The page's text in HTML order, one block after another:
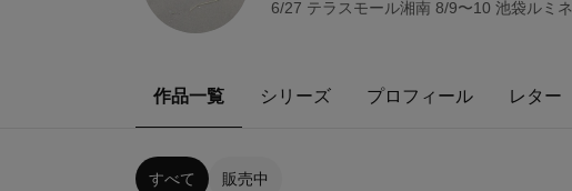
6/27 テラスモール湘南 8/9〜10 池袋ルミネ
作品一覧 シリーズ プロフィール レター
すべて 販売中